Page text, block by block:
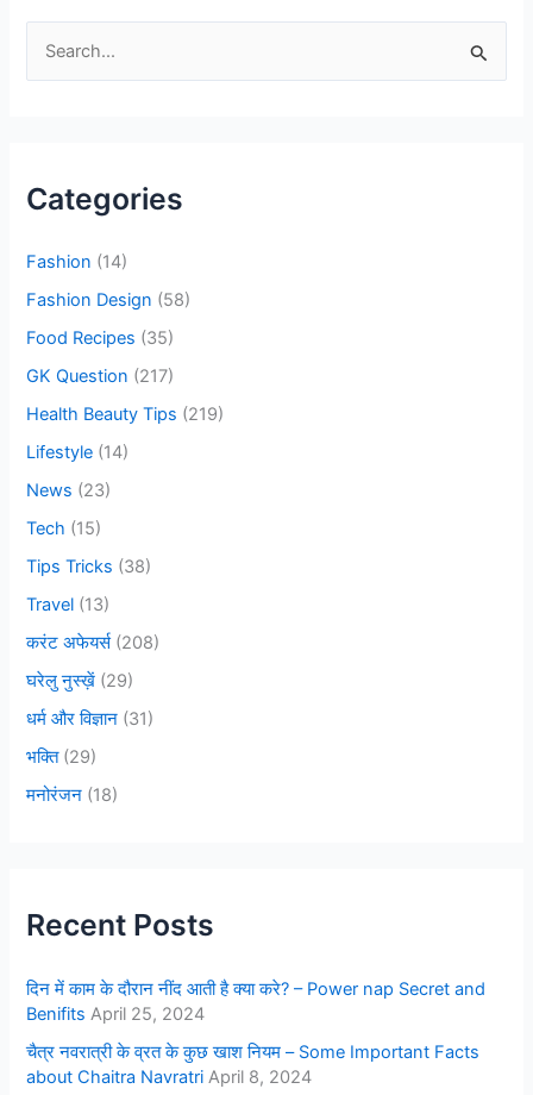
h
:
Categories
Fashion (14)
Fashion Design (58)
Food Recipes (35)
GK Question (217)
Health Beauty Tips (219)
Lifestyle (14)
News (23)
Tech (15)
Tips Tricks (38)
Travel (13)
करंट अफेयर्स(208)
घरेलु नुस्ख़ें (29)
धर्म और विज्ञान (31)
भक्ति(29)
मनोरंजन (18)
Recent Posts
दिन में काम के दौरान नींद आती है क्या करे? – Power nap Secret and
Benifits April 25, 2024
चैत्र नवरात्री के व्रत के कुछ खाश नियम – Some Important Facts
about Chaitra Navratri April 8, 2024